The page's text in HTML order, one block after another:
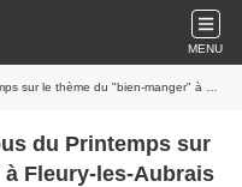
MENU
à Fleury-les-Aubrais les vendredi 28 et samedi 29 mars
du Printemps sur